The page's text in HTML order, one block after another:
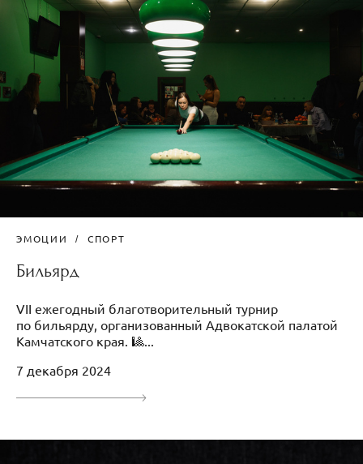
ЭМОЦИИ СПОРТ
Бильярд
VII ежегодный благотворительный турнир
по бильярду, организованный Адвокатской палатой
Камчатского края. 🎱...
7 декабря 2024